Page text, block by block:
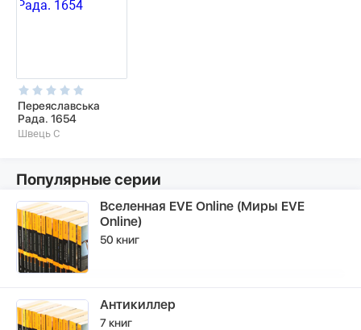
Переяславська
Рада. 1654
Швець С
Популярные серии
Вселенная EVE Online (Миры EVE
Online)
50 книг
Антикиллер
7 книг